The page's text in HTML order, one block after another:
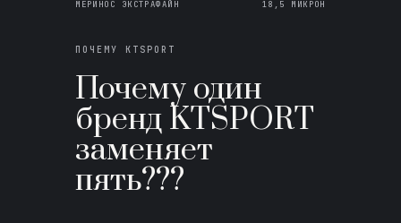
МЕРИНОС ЭКСТРАФАЙН 18,5 МИКРОН
ПОЧЕМУ KTSPORT
Почему один
бренд KTSPORT
заменяет
пять???